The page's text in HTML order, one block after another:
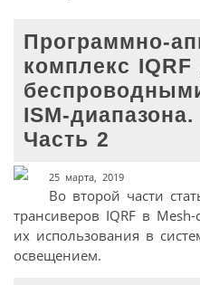
Программно-
комплекс
ISM-диапазона.
Часть 2
25 марта, 2019
Во второй части
трансиверов IQRF в
их использования в
освещением.